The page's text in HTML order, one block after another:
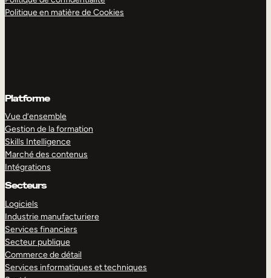
Politique en matière de Cookies
Platforme
Vue d’ensemble
Gestion de la formation
Skills Intelligence
Marché des contenus
Intégrations
Secteurs
Logiciels
Industrie manufacturiere
Services financiers
Secteur publique
Commerce de détail
Services informatiques et techniques